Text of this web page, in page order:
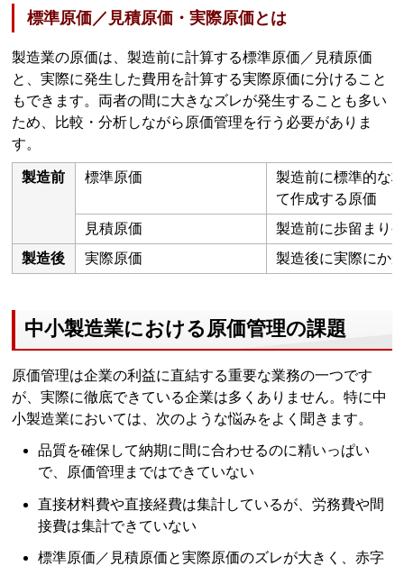
標準原価／見積原価・実際原価とは
製造業の原価は、製造前に計算する標準原価／見積原価
と、実際に発生した費用を計算する実際原価に分けること
もできます。両者の間に大きなズレが発生することも多い
ため、比較・分析しながら原価管理を行う必要がありま
す。
製造前 標準原価
製造前に標準的な
て作成する原価
見積原価
製造前に歩留まり
製造後
実際原価 製造後に実際にか
中小製造業における原価管理の課題
原価管理は企業の利益に直結する重要な業務の一つです
が、実際に徹底できている企業は多くありません。特に中
小製造業においては、次のような悩みをよく聞きます。
品質を確保して納期に間に合わせるのに精いっぱい
で、原価管理まではできていない
直接材料費や直接経費は集計しているが、労務費や間
接費は集計できていない
標準原価／見積原価と実際原価のズレが大きく、赤字